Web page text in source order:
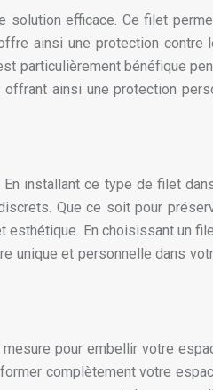
solution efficace. Ce filet
ainsi une protection contre
particulièrement bénéfique
ainsi une protection
installant ce type de filet
Que ce soit pour
En choisissant un
unique et personnelle dans
pour embellir votre
complètement votre